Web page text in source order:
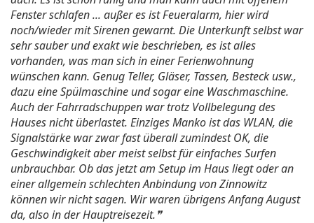
Fenster schlafen ... außer es ist Feueralarm, hier wird
noch/wieder mit Sirenen gewarnt. Die Unterkunft selbst war
sehr sauber und exakt wie beschrieben, es ist alles
vorhanden, was man sich in einer Ferienwohnung
wünschen kann. Genug Teller, Gläser, Tassen, Besteck usw.,
dazu eine Spülmaschine und sogar eine Waschmaschine.
Auch der Fahrradschuppen war trotz Vollbelegung des
Hauses nicht überlastet. Einziges Manko ist das WLAN, die
Signalstärke war zwar fast überall zumindest OK, die
Geschwindigkeit aber meist selbst für einfaches Surfen
unbrauchbar. Ob das jetzt am Setup im Haus liegt oder an
einer allgemein schlechten Anbindung von Zinnowitz
können wir nicht sagen. Wir waren übrigens Anfang August
da, also in der Hauptreisezeit.